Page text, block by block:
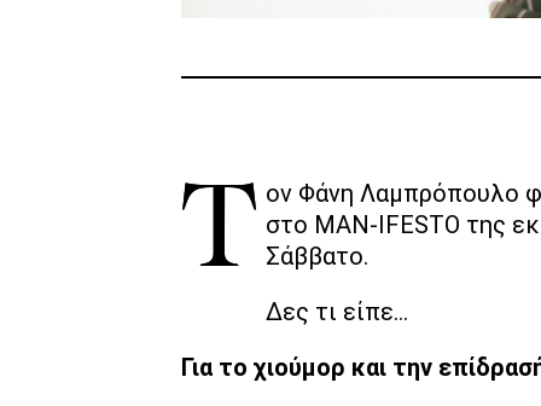
Τον Φάνη Λαμπρόπουλο φιλοξένησε ο Θανάσης Αναγνωστόπουλος στο MAN-IFESTO της
Σάββατο.
Δες τι είπε…
Για το χιούμορ και την